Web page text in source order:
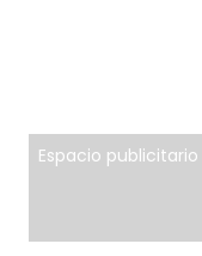
Espacio publicitario